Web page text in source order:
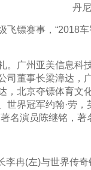
丹尼
赛事，“2018车
广州亚美信息科
司董事长梁漳达
，北京夺镖体育
界冠军约翰·劳
名演员陈继铭，
冉(左)与世界传奇